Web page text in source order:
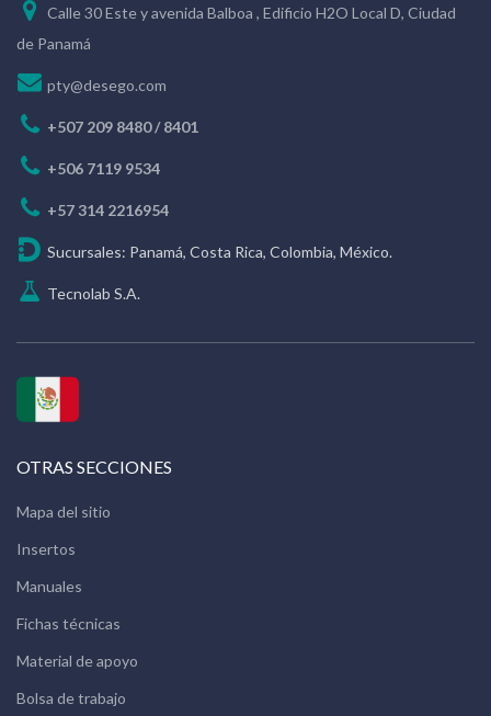
Calle 30 Este y avenida Balboa , Edificio H2O Local D, Ciudad
de Panamá
pty@desego.com
+507 209 8480 / 8401
+506 7119 9534
+57 314 2216954
Sucursales: Panamá, Costa Rica, Colombia, México.
Tecnolab S.A.
OTRAS SECCIONES
Mapa del sitio
Insertos
Manuales
Fichas técnicas
Material de apoyo
Bolsa de trabajo